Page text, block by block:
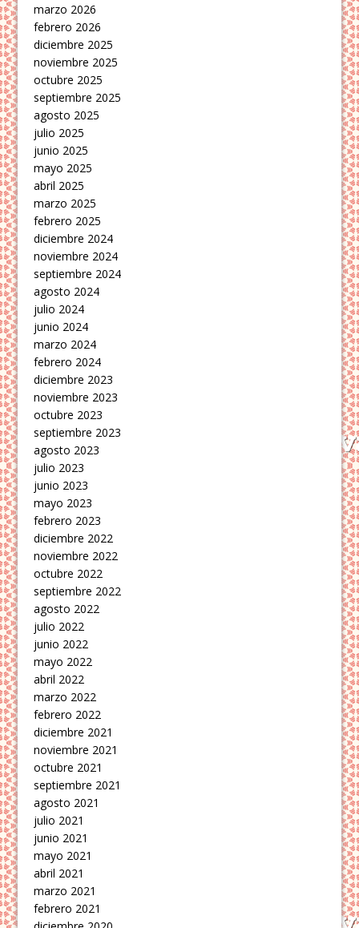
marzo 2026
febrero 2026
diciembre 2025
noviembre 2025
octubre 2025
septiembre 2025
agosto 2025
julio 2025
junio 2025
mayo 2025
abril 2025
marzo 2025
febrero 2025
diciembre 2024
noviembre 2024
septiembre 2024
agosto 2024
julio 2024
junio 2024
marzo 2024
febrero 2024
diciembre 2023
noviembre 2023
octubre 2023
septiembre 2023
agosto 2023
julio 2023
junio 2023
mayo 2023
febrero 2023
diciembre 2022
noviembre 2022
octubre 2022
septiembre 2022
agosto 2022
julio 2022
junio 2022
mayo 2022
abril 2022
marzo 2022
febrero 2022
diciembre 2021
noviembre 2021
octubre 2021
septiembre 2021
agosto 2021
julio 2021
junio 2021
mayo 2021
abril 2021
marzo 2021
febrero 2021